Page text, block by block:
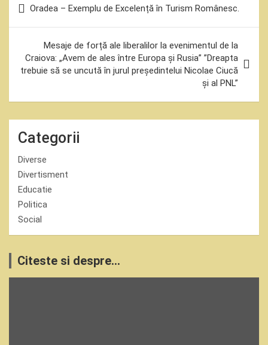
în
articole
Oradea – Exemplu de Excelență în Turism Românesc.
Mesaje de forță ale liberalilor la evenimentul de la
Craiova: „Avem de ales între Europa și Rusia” ”Dreapta
trebuie să se uncută în jurul președintelui Nicolae Ciucă
și al PNL”
Categorii
Diverse
Divertisment
Educatie
Politica
Social
Citeste si despre...